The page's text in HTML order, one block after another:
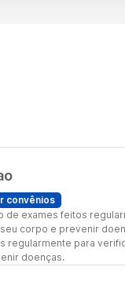
convênios
de exames feitos
corpo e prevenir
regularmente para
doenças.